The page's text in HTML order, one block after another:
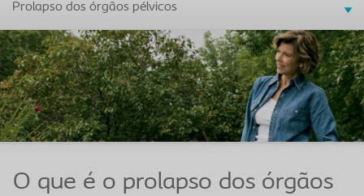
Prolapso dos órgãos pélvicos
O que é o prolapso dos órgãos